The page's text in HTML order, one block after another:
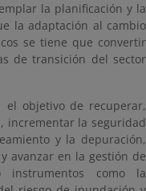
la planificación y la
la adaptación al cambio
se tiene que convertir
de transición del sector
objetivo de recuperar,
incrementar la seguridad
y la depuración,
avanzar en la gestión de
instrumentos como la